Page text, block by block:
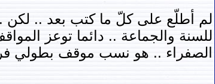
لم أطلّع على كلّ ما كتب بعد .. لكن
للسنة والجماعة .. دائما توعز
الصفراء .. هو نسب موقف بطولي